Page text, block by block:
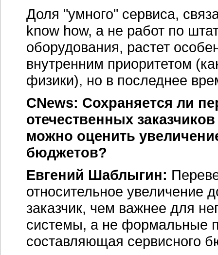
Доля "умного" сервиса,
know how, а не работ по
оборудования, растет
внутренним приоритетом
физики), но в последнее
CNews: Сохраняется ли
отечественных
можно оценить
бюджетов?
Евгений Шаблыгин:
относительное увеличение
заказчик, чем важнее для
системы, а не формальные
составляющая сервисного